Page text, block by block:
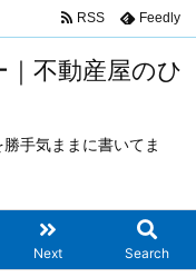
不動産屋のひ
手気ままに書いてま
Next Search
RSS Feedly